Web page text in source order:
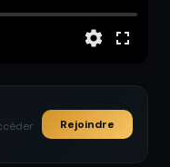
Rejoindre